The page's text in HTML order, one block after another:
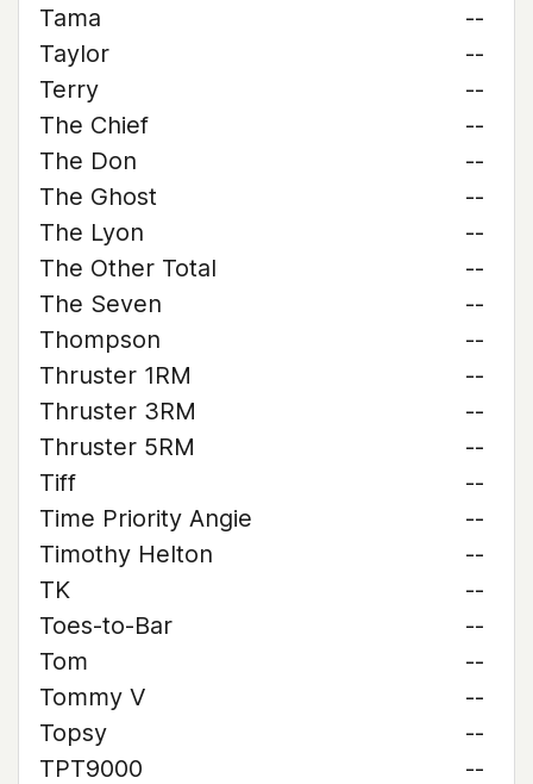
Tama
--
Taylor
--
Terry
--
The Chief
--
The Don
--
The Ghost
--
The Lyon
--
The Other Total
--
The Seven
--
Thompson
--
Thruster 1RM
--
Thruster 3RM
--
Thruster 5RM
--
Tiff
--
Time Priority Angie
--
Timothy Helton
--
TK
--
Toes-to-Bar
--
Tom
--
Tommy V
--
Topsy
--
TPT9000
--